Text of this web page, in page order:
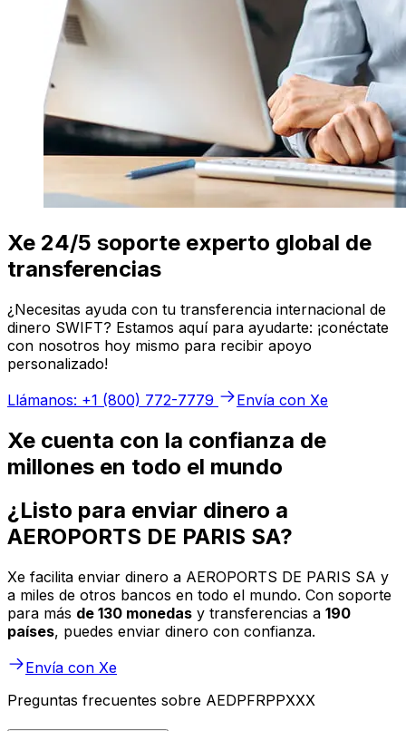
Xe 24/5 soporte experto global de
transferencias
¿Necesitas ayuda con tu transferencia internacional de
dinero SWIFT? Estamos aquí para ayudarte: ¡conéctate
con nosotros hoy mismo para recibir apoyo
personalizado!
Llámanos: +1 (800) 772-7779
Envía con Xe
Xe cuenta con la confianza de
millones en todo el mundo
¿Listo para enviar dinero a
AEROPORTS DE PARIS SA?
Xe facilita enviar dinero a AEROPORTS DE PARIS SA y
a miles de otros bancos en todo el mundo. Con soporte
para más de 130 monedas y transferencias a 190
países, puedes enviar dinero con confianza.
Envía con Xe
Preguntas frecuentes sobre AEDPFRPPXXX